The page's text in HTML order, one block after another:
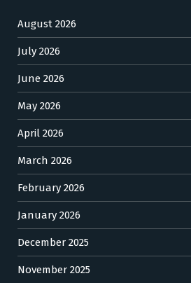
August 2026
July 2026
June 2026
May 2026
April 2026
March 2026
February 2026
January 2026
December 2025
November 2025